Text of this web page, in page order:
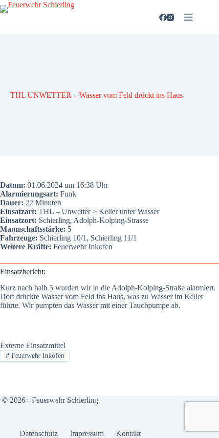
Zum
Inhalt
THL UNWETTER – Was­ser vom Feld drückt ins Haus
Datum: 01.06.2024 um 16:38 Uhr
Alar­mie­rungs­art: Funk
Dau­er: 22 Minu­ten
Ein­satz­art: THL – Unwet­ter > Kel­ler unter Was­ser
Ein­satz­ort: Schier­ling, Adolph-Kol­ping-Stras­se
Mann­schafts­stär­ke: 5
Fahr­zeu­ge: Schier­ling 10/1, Schier­ling 11/1
Wei­te­re Kräf­te: Feu­er­wehr Inkofen
Ein­satz­be­richt:
Kurz nach halb 5 wur­den wir in die Adolph-Kol­ping-Stra­ße alar­miert.
Dort drück­te Was­ser vom Feld ins Haus, was zu Was­ser im Kel­ler
führ­te. Wir pump­ten das Was­ser mit einer Tauch­pum­pe ab.
Externe Einsatzmittel
#Feuerwehr Inkofen
© 2026 - Feuerwehr Schierling
Daten­schutz Impres­sum Kon­takt